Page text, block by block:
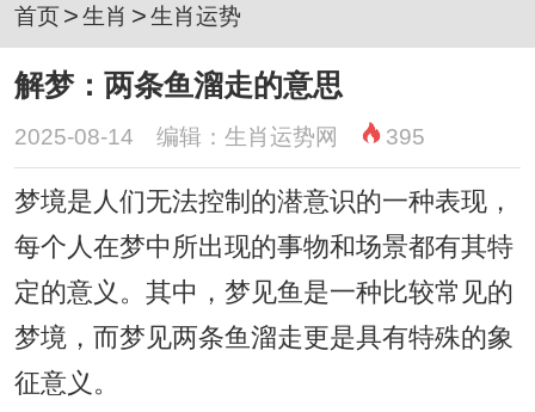
首页>生肖 >生肖运势
解梦：两条鱼溜走的意思
2025-08-14 编辑：生肖运势网 395
梦境是人们无法控制的潜意识的一种表现，
每个人在梦中所出现的事物和场景都有其特
定的意义。其中，梦见鱼是一种比较常见的
梦境，而梦见两条鱼溜走更是具有特殊的象
征意义。